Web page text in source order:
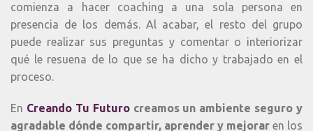
comienza a hacer coaching a una sola persona en
presencia de los demás. Al acabar, el resto del grupo
puede realizar sus preguntas y comentar o interiorizar
qué le resuena de lo que se ha dicho y trabajado en el
proceso.
En Creando Tu Futuro creamos un ambiente seguro y
agradable dónde compartir, aprender y mejorar en los